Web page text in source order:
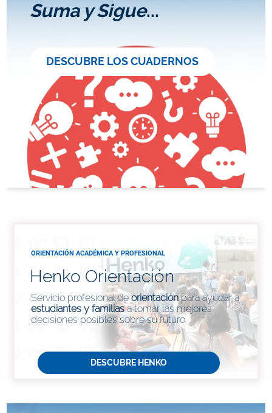
Suma y Sigue...
DESCUBRE LOS CUADERNOS
ORIENTACIÓN ACADÉMICA Y PROFESIONAL
Henko Orientación
Servicio profesional deorientaciónpara ayudar a
estudiantes y familiasa tomar las mejores
decisiones posibles sobre su futuro.
DESCUBRE HENKO